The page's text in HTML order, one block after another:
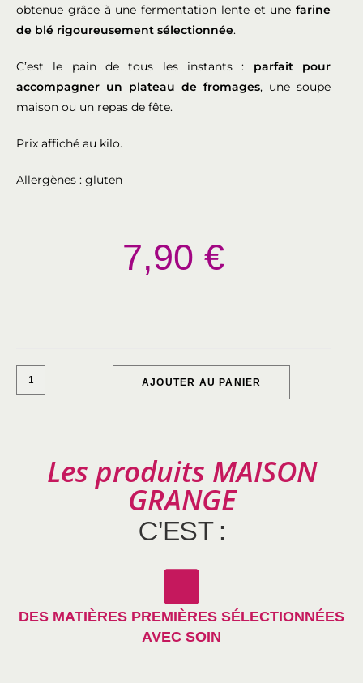
obtenue grâce à une fermentation lente et une farine
de blé rigoureusement sélectionnée.
C’est le pain de tous les instants : parfait pour
accompagner un plateau de fromages, une soupe
maison ou un repas de fête.
Prix affiché au kilo.
Allergènes : gluten
7,90 €
AJOUTER AU PANIER
Les produits MAISON
GRANGE
C'EST :
DES MATIÈRES PREMIÈRES SÉLECTIONNÉES
AVEC SOIN